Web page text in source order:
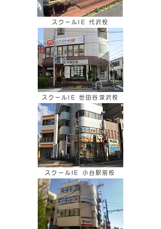
スクールIE 代沢校
スクールIE 世田谷深沢校
スクールIE 小台駅前校